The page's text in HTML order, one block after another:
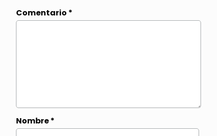
Comentario *
Nombre*